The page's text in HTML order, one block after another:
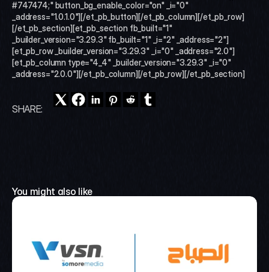
#747474;" button_bg_enable_color="on" _i="0"
_address="1.0.1.0"][/et_pb_button][/et_pb_column][/et_pb_row]
[/et_pb_section][et_pb_section fb_built="1"
_builder_version="3.29.3" fb_built="1" _i="2" _address="2"]
[et_pb_row _builder_version="3.29.3" _i="0" _address="2.0"]
[et_pb_column type="4_4" _builder_version="3.29.3" _i="0"
_address="2.0.0"][/et_pb_column][/et_pb_row][/et_pb_section]
SHARE:
You might also like